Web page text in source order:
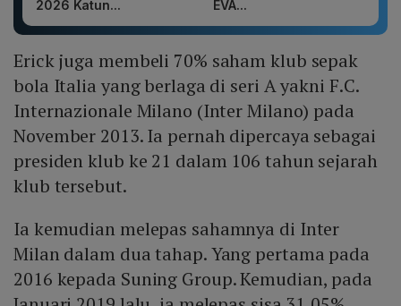
2026 Katun...
EVA...
Erick juga membeli 70% saham klub sepak
bola Italia yang berlaga di seri A yakni F.C.
Internazionale Milano (Inter Milano) pada
November 2013. Ia pernah dipercaya sebagai
presiden klub ke 21 dalam 106 tahun sejarah
klub tersebut.
Ia kemudian melepas sahamnya di Inter
Milan dalam dua tahap. Yang pertama pada
2016 kepada Suning Group. Kemudian, pada